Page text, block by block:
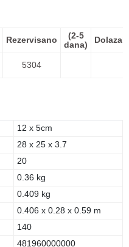
Rezervisano
(2-5
dana)
Dolazak
5304
12 x 5cm
28 x 25 x 3.7
20
0.36 kg
0.409 kg
0.406 x 0.28 x 0.59 m
140
481960000000